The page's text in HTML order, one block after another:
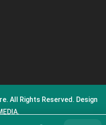
. All Rights Reserved. Design